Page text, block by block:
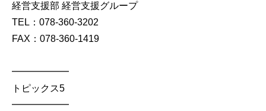
経営支援部 経営支援グループ
TEL：078-360-3202
FAX：078-360-1419
━━━━━━
トピックス5
━━━━━━